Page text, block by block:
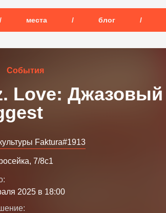
/ места / блог /
События
Love: Джазовый
Faktura#1913
7/8с1
2025 в 18:00